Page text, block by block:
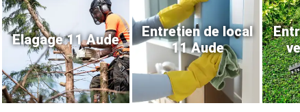
Elagage 11 Aude
Entretien de local
11 Aude